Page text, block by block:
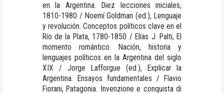
en la Argentina. Diez lecciones iniciales,
1810-1980 / Noemí Goldman (ed.), Lenguaje
y revolución. Conceptos políticos clave en el
Río de la Plata, 1780-1850 / Elías J. Palti, El
momento romántico. Nación, historia y
lenguajes políticos en la Argentina del siglo
XIX / Jorge Lafforgue (ed.), Explicar la
Argentina. Ensayos fundamentales / Flavio
Fiorani, Patagonia. Invenzione e conquista di